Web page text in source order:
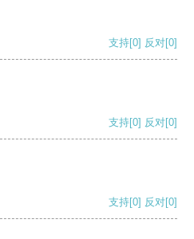
支持[0] 反对[0]
支持[0] 反对[0]
支持[0] 反对[0]